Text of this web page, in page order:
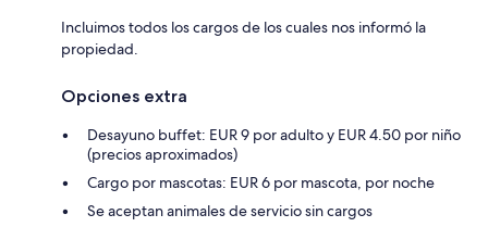
Incluimos todos los cargos de los cuales nos informó la
propiedad.
Opciones extra
Desayuno buffet: EUR 9 por adulto y EUR 4.50 por niño
(precios aproximados)
Cargo por mascotas: EUR 6 por mascota, por noche
Se aceptan animales de servicio sin cargos